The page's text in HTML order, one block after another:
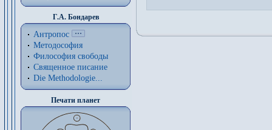
Г.А. Бондарев
Антропос
Методософия
Философия cвободы
Священное писание
Die Methodologie...
Печати планет